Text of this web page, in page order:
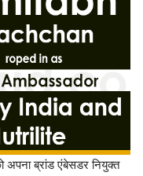
अपना ब्रांड एंबेसडर नियुक्त